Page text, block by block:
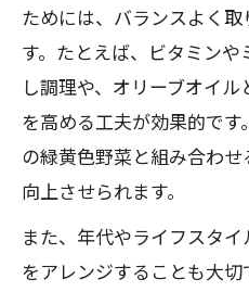
アスパラガス効
る理由
ためには、バランスよく
す。たとえば、ビタミン
し調理や、オリーブオイ
を高める工夫が効果的で
の緑黄色野菜と組み合わ
向上させられます。
また、年代やライフスタ
をアレンジすることも大